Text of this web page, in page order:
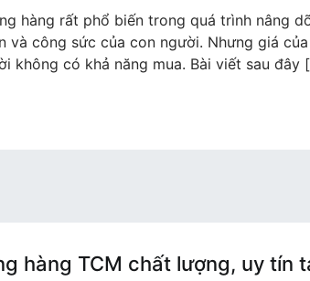
vụ
cho
thuê
bạn
hàng rất phổ biến trong quá trình nâng
và công sức của con người. Nhưng giá
không có khả năng mua. Bài viết sau đây
hàng TCM chất lượng, uy tín